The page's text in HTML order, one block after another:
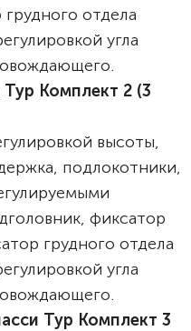
отдела
угла
Тур Комплект 2 (3
высоты,
подлокотники,
фиксатор
грудного отдела
угла
Тур Комплект 3